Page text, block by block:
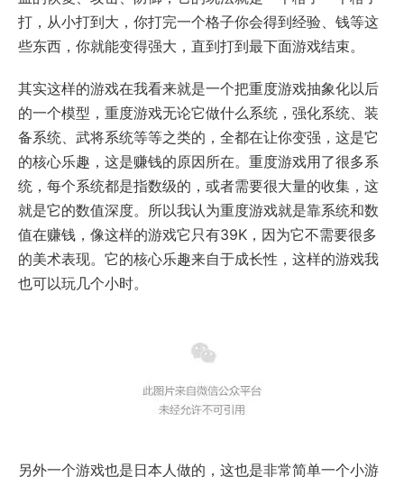
打，从小打到大，你打完一个格子你会得到经验、钱等这
些东西，你就能变得强大，直到打到最下面游戏结束。
其实这样的游戏在我看来就是一个把重度游戏抽象化以后
的一个模型，重度游戏无论它做什么系统，强化系统、装
备系统、武将系统等等之类的，全都在让你变强，这是它
的核心乐趣，这是赚钱的原因所在。重度游戏用了很多系
统，每个系统都是指数级的，或者需要很大量的收集，这
就是它的数值深度。所以我认为重度游戏就是靠系统和数
值在赚钱，像这样的游戏它只有39K，因为它不需要很多
的美术表现。它的核心乐趣来自于成长性，这样的游戏我
也可以玩几个小时。
另外一个游戏也是日本人做的，这也是非常简单一个小游